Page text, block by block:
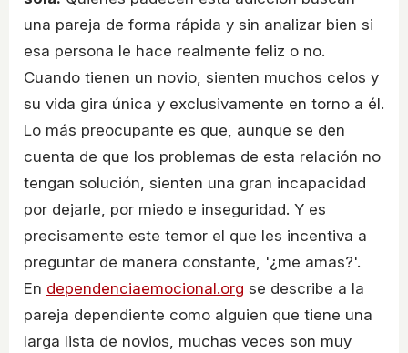
una pareja de forma rápida y sin analizar bien si
esa persona le hace realmente feliz o no.
Cuando tienen un novio, sienten muchos celos y
su vida gira única y exclusivamente en torno a él.
Lo más preocupante es que, aunque se den
cuenta de que los problemas de esta relación no
tengan solución, sienten una gran incapacidad
por dejarle, por miedo e inseguridad. Y es
precisamente este temor el que les incentiva a
preguntar de manera constante, '¿me amas?'.
En dependenciaemocional.org se describe a la
pareja dependiente como alguien que tiene una
larga lista de novios, muchas veces son muy